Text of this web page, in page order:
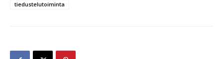
tiedustelutoiminta